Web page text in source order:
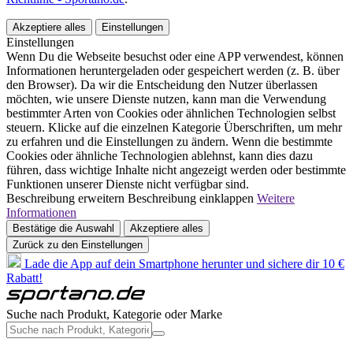
Akzeptiere alles Einstellungen
Einstellungen
Wenn Du die Webseite besuchst oder eine APP verwendest, können
Informationen heruntergeladen oder gespeichert werden (z. B. über
den Browser). Da wir die Entscheidung den Nutzer überlassen
möchten, wie unsere Dienste nutzen, kann man die Verwendung
bestimmter Arten von Cookies oder ähnlichen Technologien selbst
steuern. Klicke auf die einzelnen Kategorie Überschriften, um mehr
zu erfahren und die Einstellungen zu ändern. Wenn die bestimmte
Cookies oder ähnliche Technologien ablehnst, kann dies dazu
führen, dass wichtige Inhalte nicht angezeigt werden oder bestimmte
Funktionen unserer Dienste nicht verfügbar sind.
Beschreibung erweitern Beschreibung einklappen Weitere
Informationen
Bestätige die Auswahl
Akzeptiere alles
Zurück zu den Einstellungen
Lade die App auf dein Smartphone herunter und sichere dir 10 €
Rabatt!
Suche nach Produkt, Kategorie oder Marke